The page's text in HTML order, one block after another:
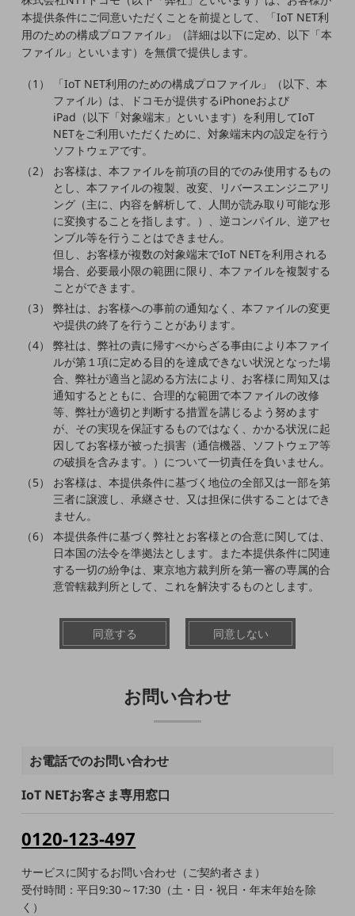
データ利活用
運用管理
業務支援・マーケティング
災害対策・BCP
課題・ニーズで探す
課題・ニーズで探すTOP
コミュニケーション・情報共有
マーケティング
業務効率化
職場環境整備
地域共創・地方創生
セキュリティ対策
顧客体験（CX）改善
自動化・省電化
業種・業態で探す
業種・業態で探すTOP
自治体
医療・介護
キーワードで探す
モバイルTOP
法人向けスマホ・携帯に関する、
製品TOP
ビジネス向けスマートフォン
タフネススマートフォン
本提供条件にご同意いただくことを前提として、「IoT NET利
用のための構成プロファイル」（詳細は以下に定め、以下「本
ファイル」といいます）を無償で提供します。
「IoT NET利用のための構成プロファイル」（以下、本
ファイル）は、ドコモが提供するiPhoneおよび
iPad（以下「対象端末」といいます）を利用してIoT
NETをご利用いただくために、対象端末内の設定を行う
ソフトウェアです。
お客様は、本ファイルを前項の目的でのみ使用するもの
とし、本ファイルの複製、改変、リバースエンジニアリ
ング（主に、内容を解析して、人間が読み取り可能な形
に変換することを指します。）、逆コンパイル、逆アセ
ンブル等を行うことはできません。
但し、お客様が複数の対象端末でIoT NETを利用される
場合、必要最小限の範囲に限り、本ファイルを複製する
ことができます。
弊社は、お客様への事前の通知なく、本ファイルの変更
や提供の終了を行うことがあります。
弊社は、弊社の責に帰すべからざる事由により本ファイ
ルが第１項に定める目的を達成できない状況となった場
合、弊社が適当と認める方法により、お客様に周知又は
通知するとともに、合理的な範囲で本ファイルの改修
等、弊社が適切と判断する措置を講じるよう努めます
が、その実現を保証するものではなく、かかる状況に起
因してお客様が被った損害（通信機器、ソフトウェア等
の破損を含みます。）について一切責任を負いません。
お客様は、本提供条件に基づく地位の全部又は一部を第
三者に譲渡し、承継させ、又は担保に供することはでき
ません。
本提供条件に基づく弊社とお客様との合意に関しては、
日本国の法令を準拠法とします。また本提供条件に関連
する一切の紛争は、東京地方裁判所を第一審の専属的合
意管轄裁判所として、これを解決するものとします。
同意する 同意しない
お問い合わせ
お電話でのお問い合わせ
IoT NETお客さま専用窓口
0120-123-497
サービスに関するお問い合わせ（ご契約者さま）
受付時間：平日9:30～17:30（土・日・祝日・年末年始を除
く）